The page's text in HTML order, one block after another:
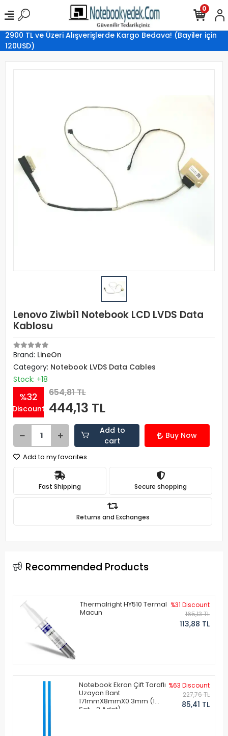
2900 TL ve Üzeri Alışverişlerde Kargo Bedava! (Bayiler için
120USD)
0
Lenovo Ziwbi1 Notebook LCD LVDS Data
Kablosu
Brand: LineOn
Category: Notebook LVDS Data Cables
Stock: +18
%32
Discount
654,81 TL
444,13 TL
Add to
cart
Buy Now
Add to my favorites
Fast Shipping Secure shopping
Returns and Exchanges
Recommended Products
Thermalright HY510 Termal
Macun
%31 Discount
165,13 TL
113,88 TL
Notebook Ekran Çift Taraflı
Uzayan Bant
171mmX8mmX0.3mm (1
Set - 2 Adet)
%63 Discount
227,76 TL
85,41 TL